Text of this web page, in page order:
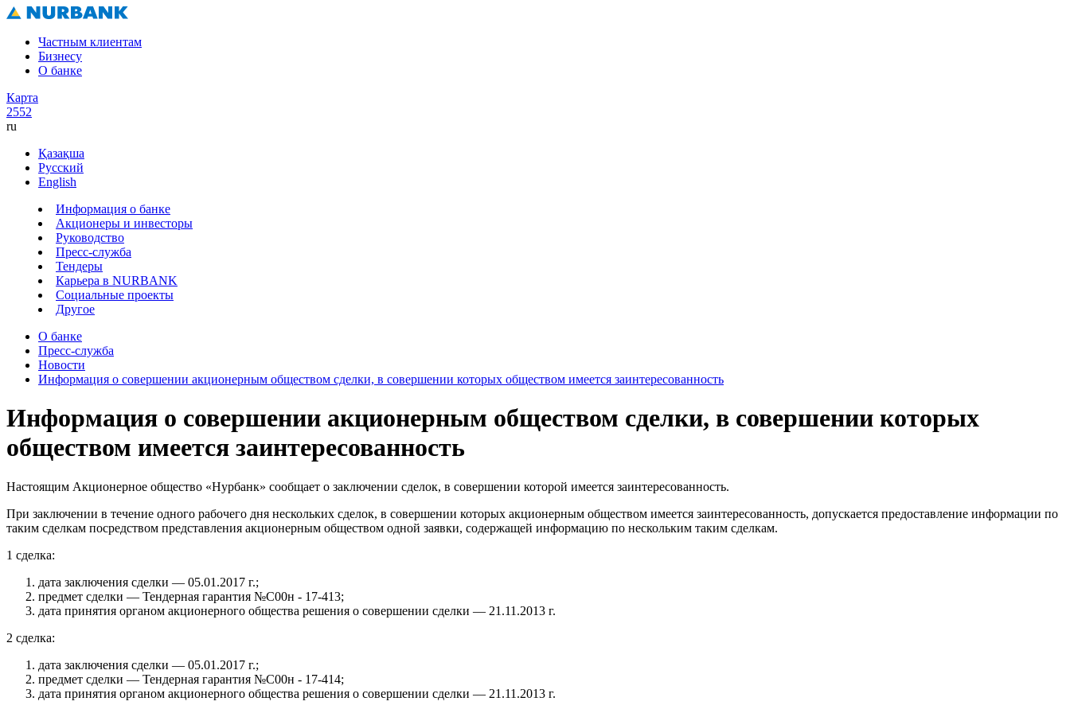
Частным клиентам
Бизнесу
О банке
Карта
2552
ru
Қазақша
Русский
English
Информация о банке
Акционеры и инвесторы
Руководство
Пресс-служба
Тендеры
Карьера в NURBANK
Социальные проекты
Другое
О банке
Пресс-служба
Новости
Информация о совершении акционерным обществом сделки, в совершении которых обществом имеется заинтересованность
Информация о совершении акционерным обществом сделки, в совершении которых
обществом имеется заинтересованность
Настоящим Акционерное общество «Нурбанк» сообщает о заключении сделок, в совершении которой имеется заинтересованность.
При заключении в течение одного рабочего дня нескольких сделок, в совершении которых акционерным обществом имеется заинтересованность, допускается предоставление информации по
таким сделкам посредством представления акционерным обществом одной заявки, содержащей информацию по нескольким таким сделкам.
1 сделка:
дата заключения сделки — 05.01.2017 г.;
предмет сделки — Тендерная гарантия №С00н - 17-413;
дата принятия органом акционерного общества решения о совершении сделки — 21.11.2013 г.
2 сделка:
дата заключения сделки — 05.01.2017 г.;
предмет сделки — Тендерная гарантия №С00н - 17-414;
дата принятия органом акционерного общества решения о совершении сделки — 21.11.2013 г.